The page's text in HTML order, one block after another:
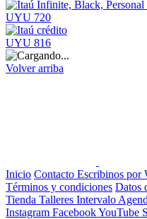
UYU 720
UYU 816
Volver arriba
Inicio Contacto Escribinos por
Términos y condiciones Datos
Tienda Talleres Intervalo
Instagram FacebookYouTube